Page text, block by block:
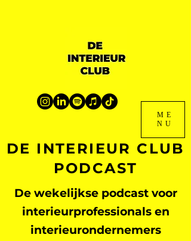
ME
NU
DE INTERIEUR CLUB
PODCAST
De wekelijkse podcast voor
interieurprofessionals en
interieurondernemers